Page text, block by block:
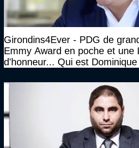
Girondins4Ever - PDG de
Emmy Award en poche et une
d'honneur... Qui est